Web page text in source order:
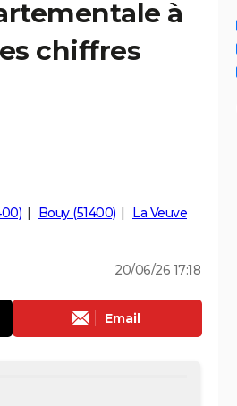
à
chiffres
Bouy (51400)
La Veuve
20/06/26 17:18
Email